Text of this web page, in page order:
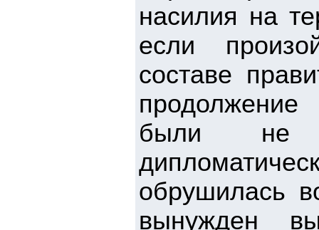
насилия на
если
составе
были не
обрушилась
вынужден